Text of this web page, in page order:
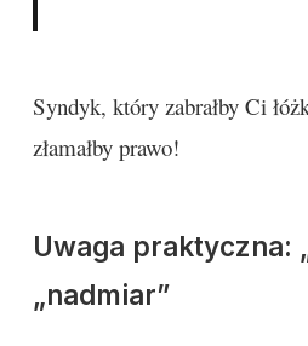
Syndyk, który zabrałby Ci
złamałby prawo!
Uwaga praktyczna:
„nadmiar”